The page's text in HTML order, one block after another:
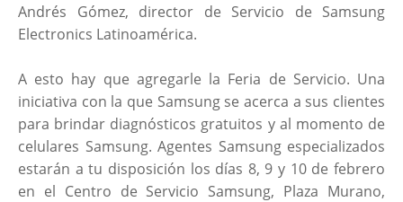
Andrés Gómez, director de Servicio de Samsung
Electronics Latinoamérica.
A esto hay que agregarle la Feria de Servicio. Una
iniciativa con la que Samsung se acerca a sus clientes
para brindar diagnósticos gratuitos y al momento de
celulares Samsung. Agentes Samsung especializados
estarán a tu disposición los días 8, 9 y 10 de febrero
en el Centro de Servicio Samsung, Plaza Murano,